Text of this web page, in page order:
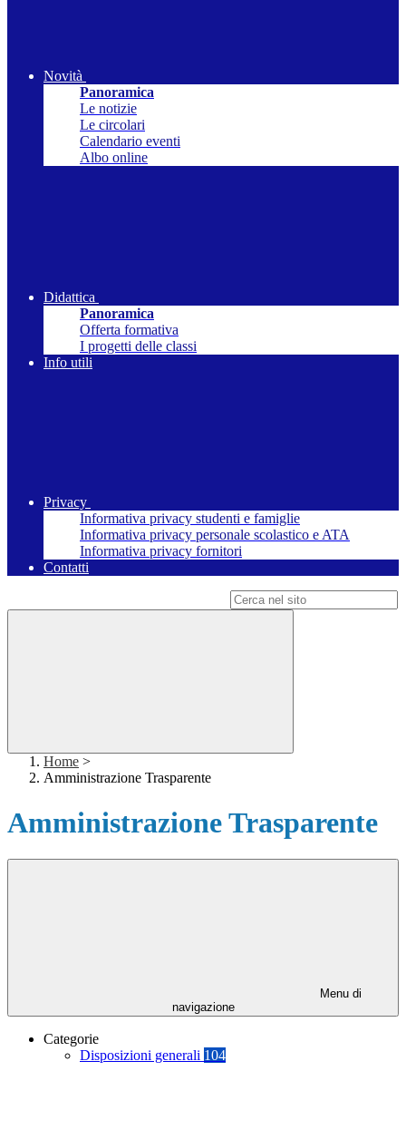
Novità
Panoramica
Le notizie
Le circolari
Calendario eventi
Albo online
Didattica
Panoramica
Offerta formativa
I progetti delle classi
Info utili
Privacy
Informativa privacy studenti e famiglie
Informativa privacy personale scolastico e ATA
Informativa privacy fornitori
Contatti
Home >
Amministrazione Trasparente
Amministrazione Trasparente
Menu di
navigazione
Categorie
Disposizioni generali 104